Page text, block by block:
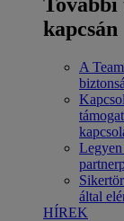
kapcsán
A
által
HÍREK